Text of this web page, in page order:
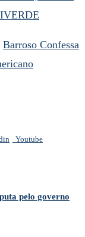
Barroso Confessa
Youtube
pelo governo